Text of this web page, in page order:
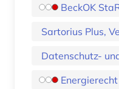
BeckOK
Sartorius Plus,
Datenschutz-